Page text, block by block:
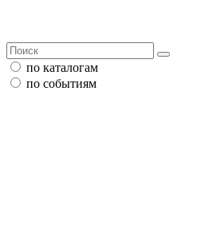
по каталогам
по событиям